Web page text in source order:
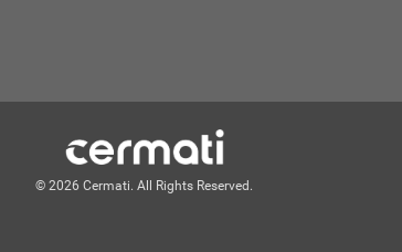
© 2026 Cermati. All Rights Reserved.